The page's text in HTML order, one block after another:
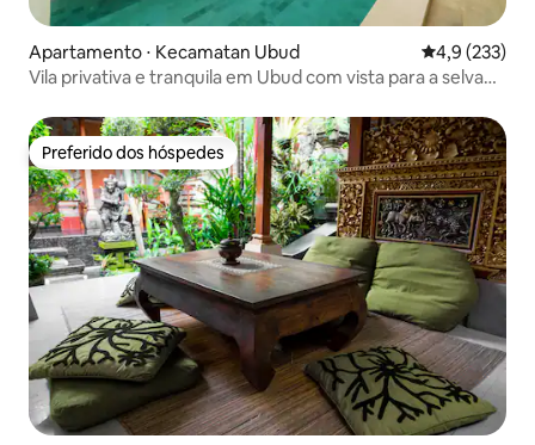
Apartamento ⋅ Kecamatan Ubud 4,9 de uma
4,9 (233)
Vila privativa e tranquila em Ubud com vista para a selva
Preferido dos hóspedes
Preferido dos hóspedes